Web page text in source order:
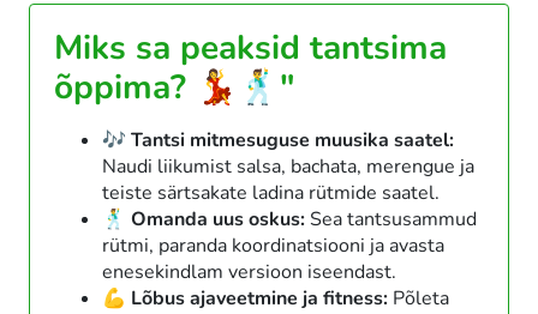
Miks sa peaksid tantsima
õppima? 💃🕺"
🎶 Tantsi mitmesuguse muusika saatel:
Naudi liikumist salsa, bachata, merengue ja
teiste särtsakate ladina rütmide saatel.
🕺 Omanda uus oskus:Sea tantsusammud
rütmi, paranda koordinatsiooni ja avasta
enesekindlam versioon iseendast.
💪 Lõbus ajaveetmine ja fitness: Põleta